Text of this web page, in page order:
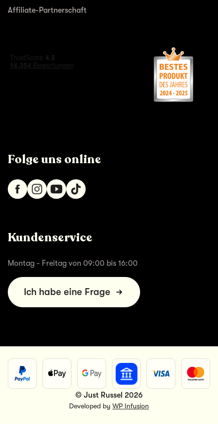
Affiliate-Partnerschaft
Folge uns online
Kundenservice
Montag - Freitag von 09:00 bis 16:00
Ich habe eine Frage
© Just Russel 2026
Developed by WP Infusion